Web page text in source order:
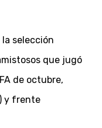
selección
que jugó
de octubre,
y frente